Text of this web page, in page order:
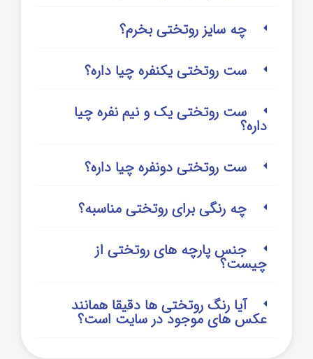
چه سایز روتختی بخرم؟
ست روتختی یکنفره چیا داره؟
ست روتختی یک و نیم نفره چیا
داره؟
ست روتختی دونفره چیا داره؟
چه رنگی برای روتختی مناسبه؟
جنس پارچه های روتختی از
چیست؟
آیا رنگ روتختی ها دقیقا همانند
عکس های موجود در سایت است؟